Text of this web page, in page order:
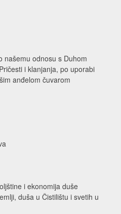
našemu odnosu s Duhom
i klanjanja, po uporabi
anđelom čuvarom
i ekonomija duše
duša u Čistilištu i svetih u